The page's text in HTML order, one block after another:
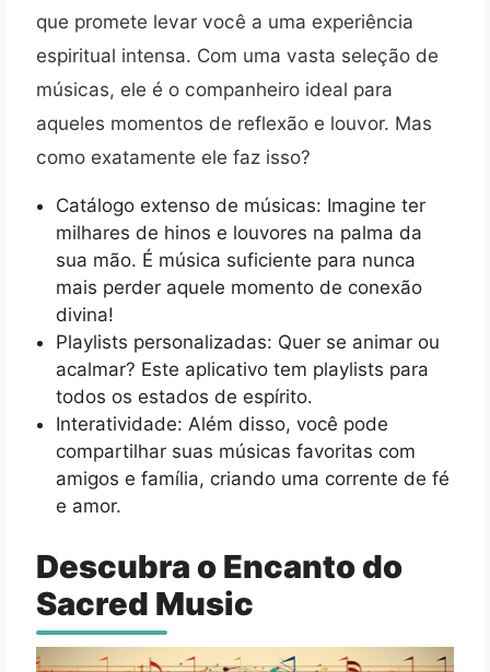
que promete levar você a uma experiência
espiritual intensa. Com uma vasta seleção de
músicas, ele é o companheiro ideal para
aqueles momentos de reflexão e louvor. Mas
como exatamente ele faz isso?
Catálogo extenso de músicas: Imagine ter
milhares de hinos e louvores na palma da
sua mão. É música suficiente para nunca
mais perder aquele momento de conexão
divina!
Playlists personalizadas: Quer se animar ou
acalmar? Este aplicativo tem playlists para
todos os estados de espírito.
Interatividade: Além disso, você pode
compartilhar suas músicas favoritas com
amigos e família, criando uma corrente de fé
e amor.
Descubra o Encanto do
Sacred Music